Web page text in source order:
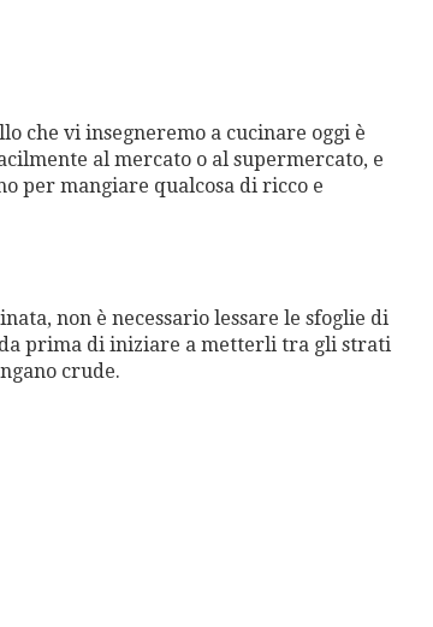
che vi insegneremo a cucinare oggi è
al mercato o al supermercato, e
per mangiare qualcosa di ricco e
non è necessario lessare le sfoglie di
prima di iniziare a metterli tra gli strati
crude.